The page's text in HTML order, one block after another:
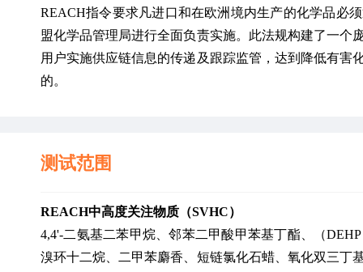
REACH指令要求凡进口和在欧洲境内生产的化学品必
盟化学品管理局进行全面负责实施。此法规构建了一个
用户实施供应链信息的传递及跟踪监管，达到降低有害
的。
测试范围
REACH中高度关注物质（SVHC）
4,4'-二氨基二苯甲烷、邻苯二甲酸甲苯基丁酯、（
溴环十二烷、二甲苯麝香、短链氯化石蜡、氧化双三丁